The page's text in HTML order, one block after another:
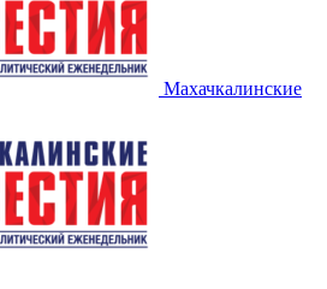
Махачкалинские